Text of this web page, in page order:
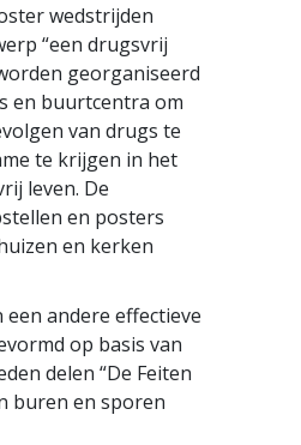
wedstrijden
“een drugsvrij
georganiseerd
en buurtcentra om
van drugs te
te krijgen in het
leven. De
en posters
en kerken
andere effectieve
op basis van
delen “De Feiten
buren en sporen